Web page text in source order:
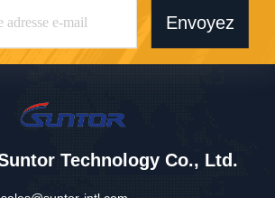
Envoyez
Technology Co., Ltd.